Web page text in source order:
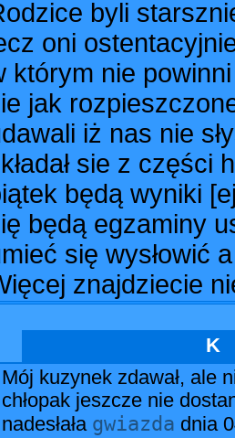
byli
oni
którym nie
jak
iż nas nie
sie z części
będą wyniki
będą egzaminy
się wysłowić
znajdziecie
K
Mój kuzynek zdawał, ale
chłopak jeszcze nie
nadesłała gwiazda dnia